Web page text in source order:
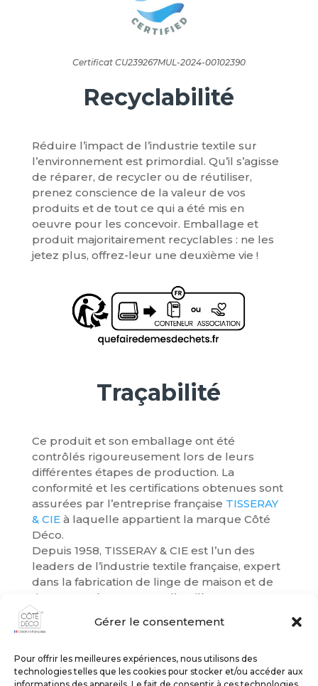
Gérer le consentement
Pour offrir les meilleures expériences, nous utilisons des
technologies telles que les cookies pour stocker et/ou accéder aux
Certificat CU239267MUL-2024-00102390
Recyclabilité
Réduire l’impact de l’industrie textile sur
l’environnement est primordial. Qu’il s’agisse
de réparer, de recycler ou de réutiliser,
prenez conscience de la valeur de vos
produits et de tout ce qui a été mis en
oeuvre pour les concevoir. Emballage et
produit majoritairement recyclables : ne les
jetez plus, offrez-leur une deuxième vie !
Traçabilité
Ce produit et son emballage ont été
contrôlés rigoureusement lors de leurs
différentes étapes de production. La
conformité et les certifications obtenues sont
assurées par l’entreprise française TISSERAY
& CIEà laquelle appartient la marque Côté
Déco.
Depuis 1958, TISSERAY & CIE est l’un des
leaders de l’industrie textile française, expert
dans la fabrication de linge de maison et de
tissus pour la couette et l’oreiller.